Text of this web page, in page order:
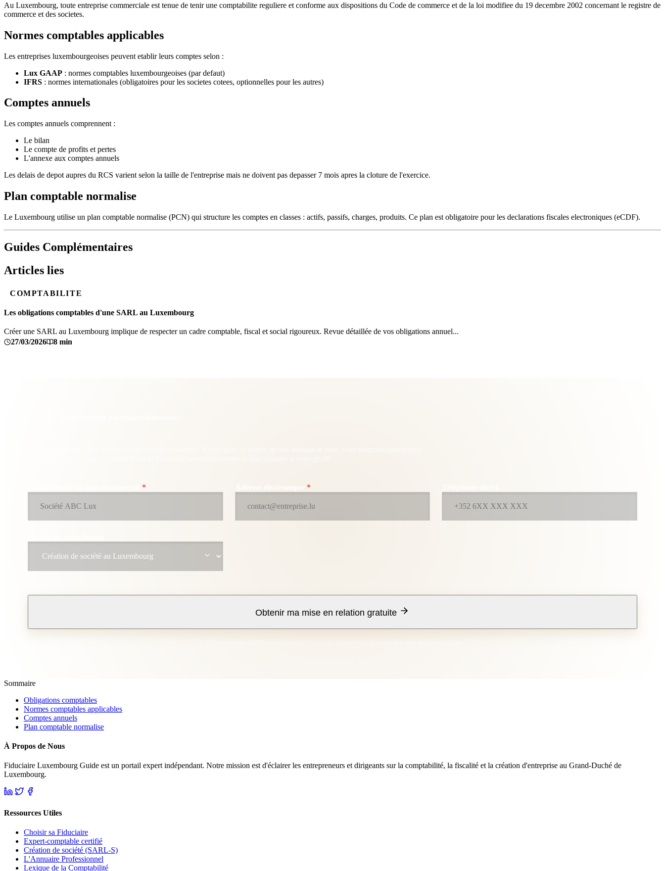
Au Luxembourg, toute entreprise commerciale est tenue de tenir une comptabilite reguliere et conforme aux dispositions du Code de commerce et de la loi modifiee du 19 decembre 2002 concernant le registre de
commerce et des societes.
Normes comptables applicables
Les entreprises luxembourgeoises peuvent etablir leurs comptes selon :
Lux GAAP : normes comptables luxembourgeoises (par defaut)
IFRS : normes internationales (obligatoires pour les societes cotees, optionnelles pour les autres)
Comptes annuels
Les comptes annuels comprennent :
Le bilan
Le compte de profits et pertes
L'annexe aux comptes annuels
Les delais de depot aupres du RCS varient selon la taille de l'entreprise mais ne doivent pas depasser 7 mois apres la cloture de l'exercice.
Plan comptable normalise
Le Luxembourg utilise un plan comptable normalise (PCN) qui structure les comptes en classes : actifs, passifs, charges, produits. Ce plan est obligatoire pour les declarations fiscales electroniques (eCDF).
Guides Complémentaires
Articles lies
COMPTABILITE
Les obligations comptables d'une SARL au Luxembourg
Créer une SARL au Luxembourg implique de respecter un cadre comptable, fiscal et social rigoureux. Revue détaillée de vos obligations annuel...
27/03/2026
8 min
* *
Obtenir ma mise en relation gratuite
Sommaire
Obligations comptables
Normes comptables applicables
Comptes annuels
Plan comptable normalise
À Propos de Nous
Fiduciaire Luxembourg Guide est un portail expert indépendant. Notre mission est d'éclairer les entrepreneurs et dirigeants sur la comptabilité, la fiscalité et la création d'entreprise au Grand-Duché de
Luxembourg.
Ressources Utiles
Choisir sa Fiduciaire
Expert-comptable certifié
Création de société (SARL-S)
L'Annuaire Professionnel
Lexique de la Comptabilité